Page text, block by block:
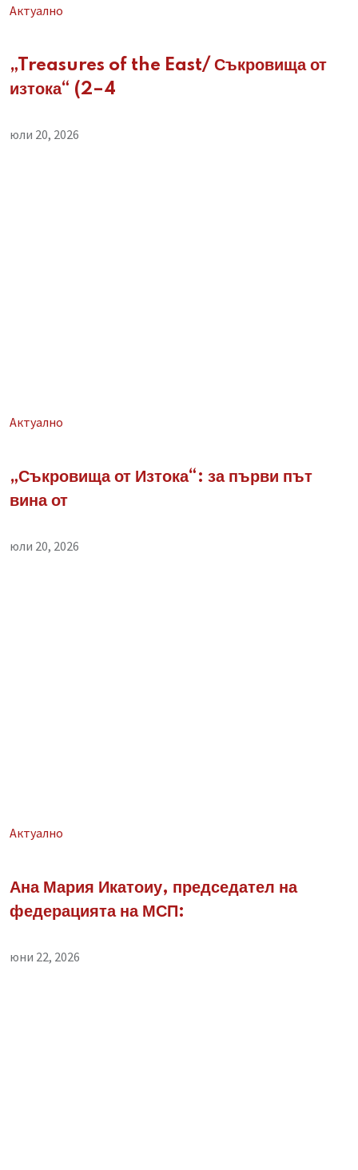
Aктуално
„Treasures of the East/ Съкровища от
изтока“ (2–4
юли 20, 2026
Aктуално
„Съкровища от Изтока“: за първи път
вина от
юли 20, 2026
Aктуално
Ана Мария Икатоиу, председател на
федерацията на МСП:
юни 22, 2026